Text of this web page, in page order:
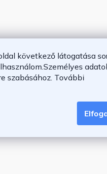
következő látogatása
Személyes
szabásához. További